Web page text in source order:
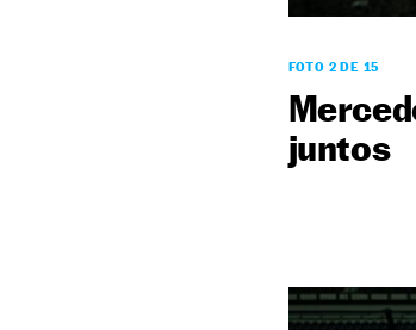
FOTO 2 DE 15
juntos